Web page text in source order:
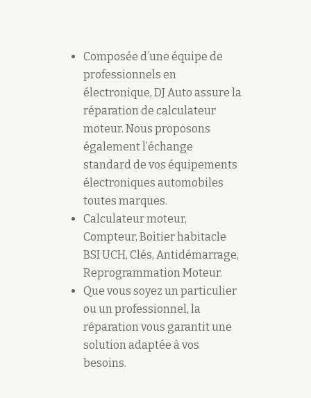
Composée d’une équipe de
professionnels en
électronique, DJ Auto assure la
réparation de calculateur
moteur. Nous proposons
également l’échange
standard de vos équipements
électroniques automobiles
toutes marques.
Calculateur moteur,
Compteur, Boitier habitacle
BSI UCH, Clés, Antidémarrage,
Reprogrammation Moteur.
Que vous soyez un particulier
ou un professionnel, la
réparation vous garantit une
solution adaptée à vos
besoins.